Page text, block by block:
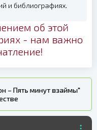
и библиографиях.
об этой
- нам важно
– Пять минут взаймы"